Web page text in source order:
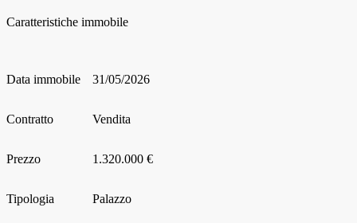
Caratteristiche immobile
Data immobile 31/05/2026
Contratto Vendita
Prezzo 1.320.000 €
Tipologia Palazzo